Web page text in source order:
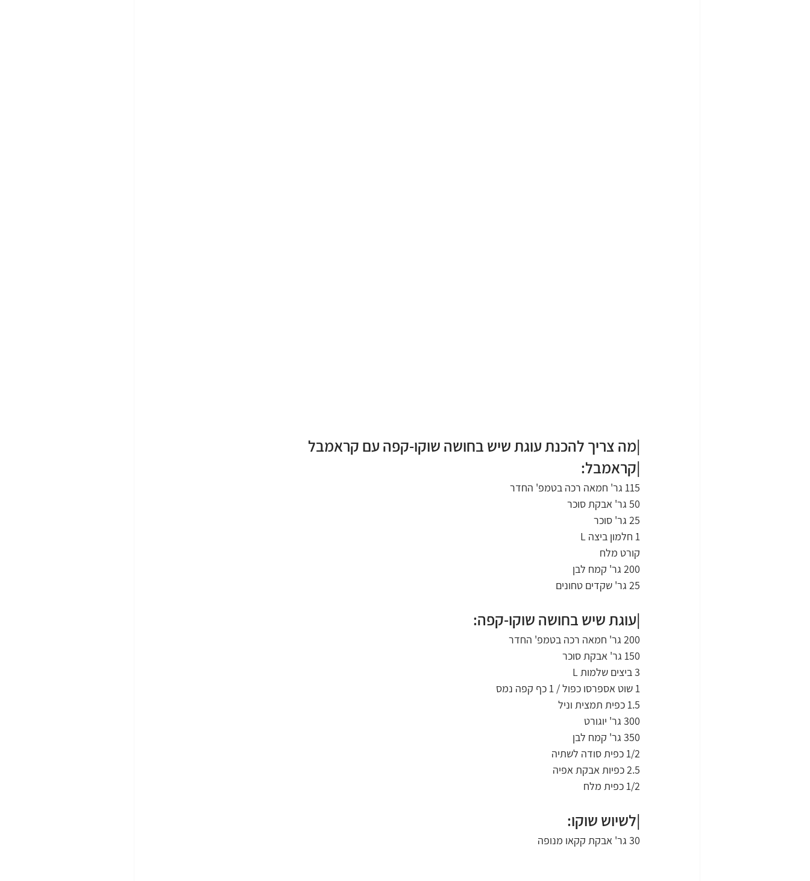
|מה צריך להכנת עוגת שיש בחושה שוקו-קפה עם קראמבל
|קראמבל:
115 גר' חמאה רכה בטמפ' החדר
50 גר' אבקת סוכר
25 גר' סוכר
1 חלמון ביצה L
קורט מלח
200 גר' קמח לבן
25 גר' שקדים טחונים
|עוגת שיש בחושה שוקו-קפה:
200 גר' חמאה רכה בטמפ' החדר
150 גר' אבקת סוכר
3 ביצים שלמות L
1 שוט אספרסו כפול / 1 כף קפה נמס
1.5 כפית תמצית וניל
300 גר' יוגורט
350 גר' קמח לבן
1/2 כפית סודה לשתיה
2.5 כפיות אבקת אפיה
1/2 כפית מלח
|לשיוש שוקו:
30 גר' אבקת קקאו מנופה